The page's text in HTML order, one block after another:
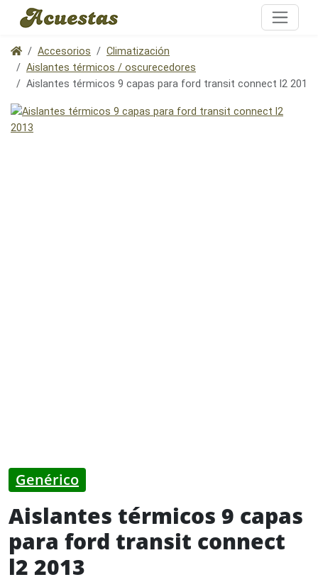
Accesorios
Climatización
Aislantes térmicos / oscurecedores
Aislantes térmicos 9 capas para ford transit connect l2 2013
Genérico
Aislantes térmicos 9 capas
para ford transit connect
l2 2013